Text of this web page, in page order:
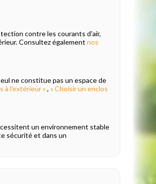
contre les courants d'air,
Consultez également nos
ne constitue pas un espace de
à l'extérieur » , « Choisir un enclos
un environnement stable
sécurité et dans un